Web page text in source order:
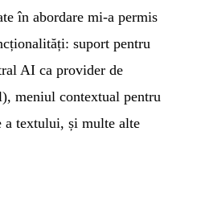
în abordare mi-a permis
suport pentru
AI ca provider de
meniul contextual pentru
a textului, și multe alte